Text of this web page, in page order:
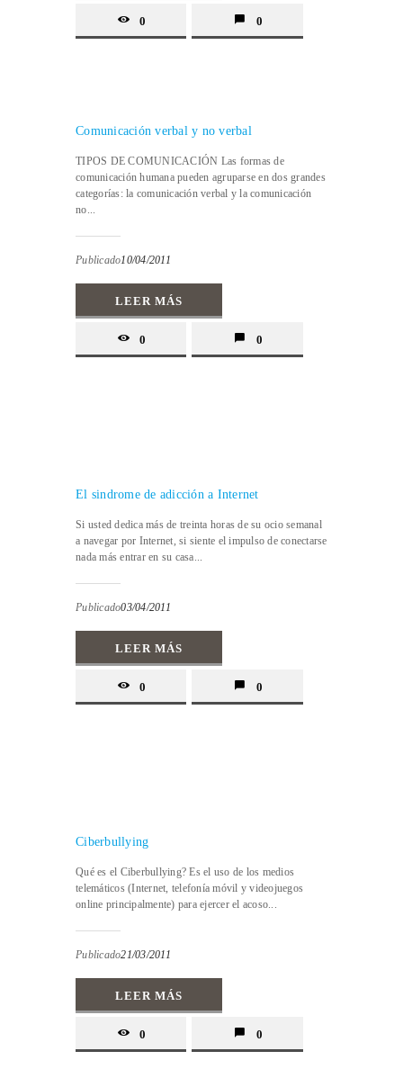
0 0
Comunicación verbal y no verbal
TIPOS DE COMUNICACIÓN Las formas de
comunicación humana pueden agruparse en dos grandes
categorías: la comunicación verbal y la comunicación
no...
Publicado10/04/2011
LEER MÁS
0 0
El sindrome de adicción a Internet
Si usted dedica más de treinta horas de su ocio semanal
a navegar por Internet, si siente el impulso de conectarse
nada más entrar en su casa...
Publicado03/04/2011
LEER MÁS
0 0
Ciberbullying
Qué es el Ciberbullying? Es el uso de los medios
telemáticos (Internet, telefonía móvil y videojuegos
online principalmente) para ejercer el acoso...
Publicado21/03/2011
LEER MÁS
0 0